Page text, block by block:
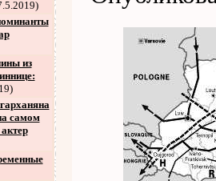
из
самом